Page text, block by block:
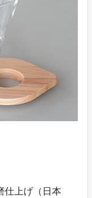
仕上げ（日本